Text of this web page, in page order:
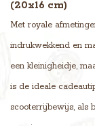
(20x16 cm)
Met royale
indrukwekkend en
een kleinigheidje,
is de ideale
scooterrijbewijs, als